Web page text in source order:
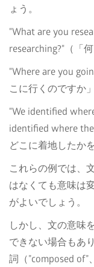
ょう。
"What are you
researching?"（「
"Where are you
こに行くのですか」
"We identified
identified where
どこに着地したか
これらの例では、
はなくても意味は
がよいでしょう。
しかし、文の意味
できない場合もあ
詞（”composed of”